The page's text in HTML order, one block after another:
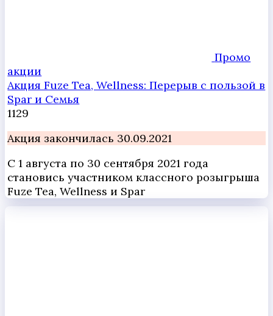
Промо
акции
Акция Fuze Tea, Wellness: Перерыв с пользой в
Spar и Семья
1129
Акция закончилась 30.09.2021
С 1 августа по 30 сентября 2021 года
становись участником классного розыгрыша
Fuze Tea, Wellness и Spar